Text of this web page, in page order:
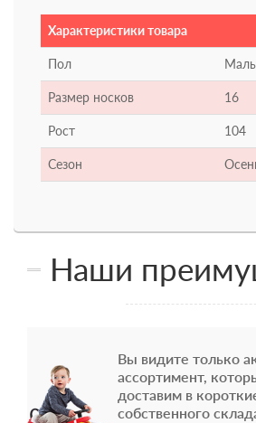
Характеристики товара
Пол
Размер носков 16
Рост 104
Сезон
Наши
Вы видите только
ассортимент,
доставим в
собственного